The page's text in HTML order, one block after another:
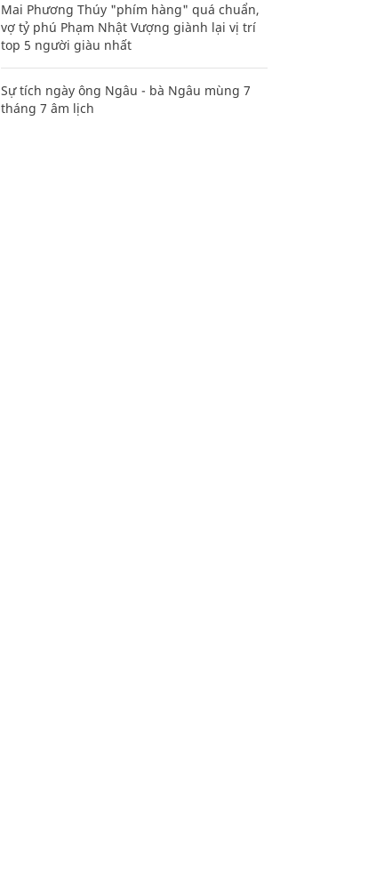
Mai Phương Thúy "phím hàng" quá chuẩn,
vợ tỷ phú Phạm Nhật Vượng giành lại vị trí
top 5 người giàu nhất
Sự tích ngày ông Ngâu - bà Ngâu mùng 7
tháng 7 âm lịch